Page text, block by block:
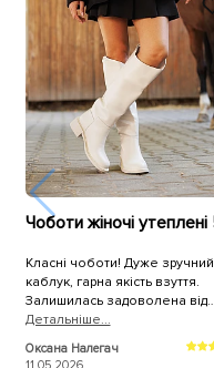
Класні чоботи! Дуже зручний
каблук, гарна якість взуття.
Залишилась задоволена від
покупки на всі 100%. Дякую!
Детальнiше...
Оксана Налегач
11.05.2026